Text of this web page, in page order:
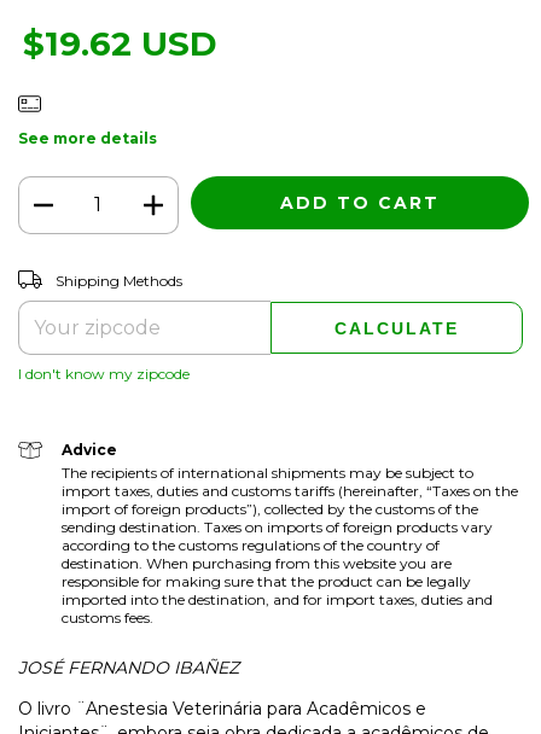
$19.62 USD
See more details
Shipping for zipcode:
Shipping Methods
CALCULATE
I don't know my zipcode
Advice
The recipients of international shipments may be subject to
import taxes, duties and customs tariffs (hereinafter, “Taxes on the
import of foreign products”), collected by the customs of the
sending destination. Taxes on imports of foreign products vary
according to the customs regulations of the country of
destination. When purchasing from this website you are
responsible for making sure that the product can be legally
imported into the destination, and for import taxes, duties and
customs fees.
JOSÉ FERNANDO IBAÑEZ
O livro ¨Anestesia Veterinária para Acadêmicos e